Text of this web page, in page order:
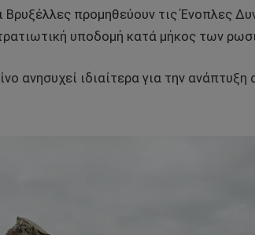
Βρυξέλλες προμηθεύουν τις Ένοπλες
υποδομή κατά μήκος των
ανησυχεί ιδιαίτερα για την ανάπτυξη